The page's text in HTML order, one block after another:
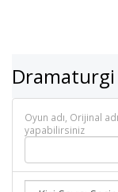
Dramaturgi
Oyun adı, Orijinal
yapabilirsiniz